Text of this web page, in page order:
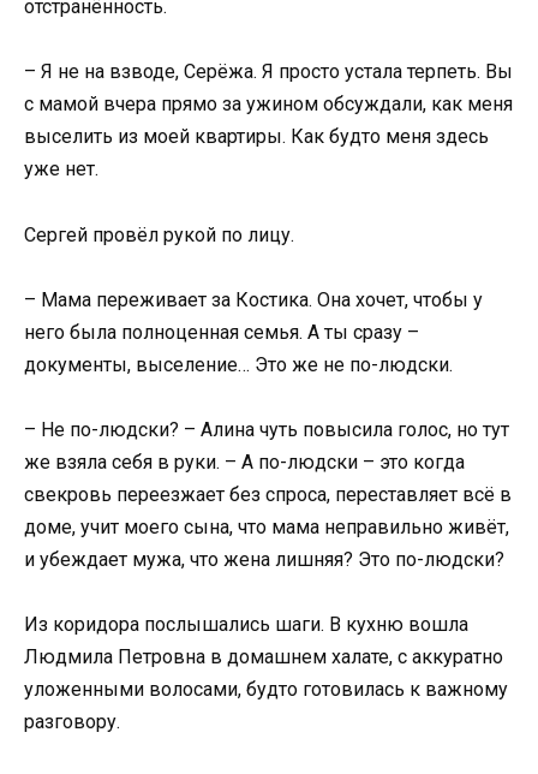
отстранённость.
– Я не на взводе, Серёжа. Я просто устала терпеть. Вы
с мамой вчера прямо за ужином обсуждали, как меня
выселить из моей квартиры. Как будто меня здесь
уже нет.
Сергей провёл рукой по лицу.
– Мама переживает за Костика. Она хочет, чтобы у
него была полноценная семья. А ты сразу –
документы, выселение… Это же не по-людски.
– Не по-людски? – Алина чуть повысила голос, но тут
же взяла себя в руки. – А по-людски – это когда
свекровь переезжает без спроса, переставляет всё в
доме, учит моего сына, что мама неправильно живёт,
и убеждает мужа, что жена лишняя? Это по-людски?
Из коридора послышались шаги. В кухню вошла
Людмила Петровна в домашнем халате, с аккуратно
уложенными волосами, будто готовилась к важному
разговору.